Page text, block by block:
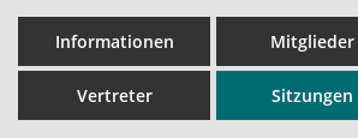
Informationen Mitglieder
Vertreter Sitzungen